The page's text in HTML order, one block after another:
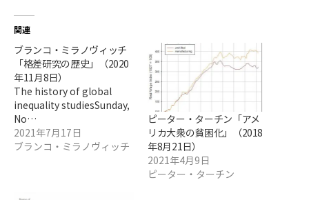
関連
ブランコ・ミラノヴィッチ
「格差研究の歴史」（2020
年11月8日）
The history of global
inequality studiesSunday,
No…
2021年7月17日
ブランコ・ミラノヴィッチ
ピーター・ターチン「アメ
リカ大衆の貧困化」（2018
年8月21日）
2021年4月9日
ピーター・ターチン